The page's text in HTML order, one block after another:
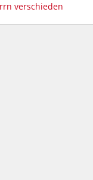
verschieden